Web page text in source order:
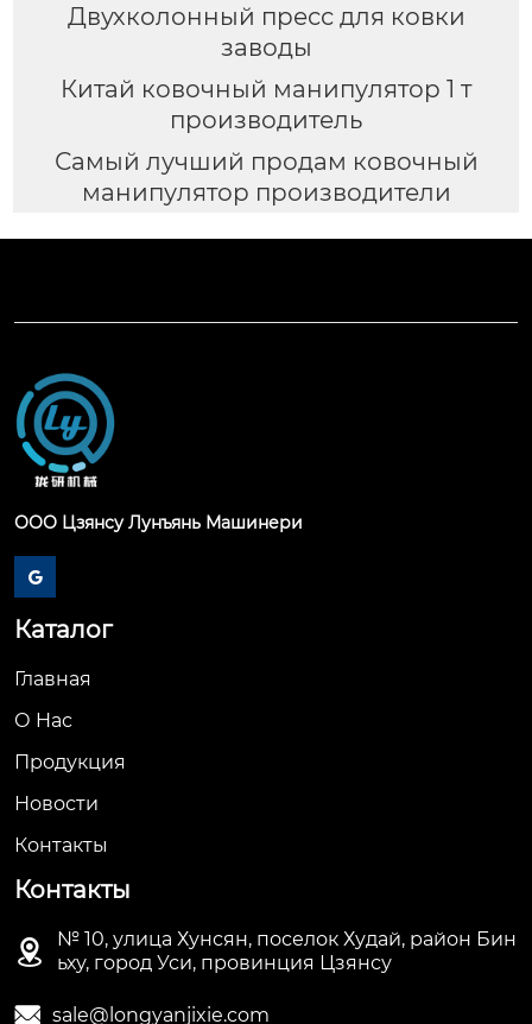
Двухколонный пресс для ковки
заводы
Китай ковочный манипулятор 1 т
производитель
Самый лучший продам ковочный
манипулятор производители
ООО Цзянсу Лунъянь Машинери

Каталог
Главная
О Hас
Продукция
Новости
Контакты
Контакты

№ 10, улица Хунсян, поселок Худай, район Бин
ьху, город Уси, провинция Цзянсу
 sale@longyanjixie.com